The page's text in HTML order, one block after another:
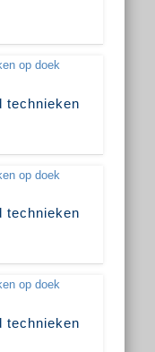
technieken
technieken
technieken